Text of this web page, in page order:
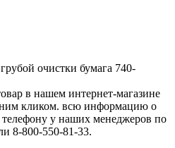
очистки бумага 740-
в нашем интернет-магазине
кликом. всю информацию о
телефону у наших менеджеров по
8-800-550-81-33.